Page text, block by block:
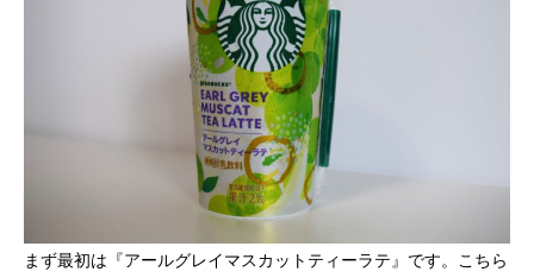
まず最初は『アールグレイマスカットティーラテ』です。こちら